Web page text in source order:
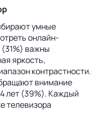
умные
онлайн-
(31%) важны
яркость,
контрастности.
внимание
лет (39%). Каждый
телевизора